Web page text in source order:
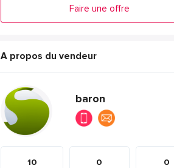
Faire une offre
A propos du vendeur
baron
10 0 0